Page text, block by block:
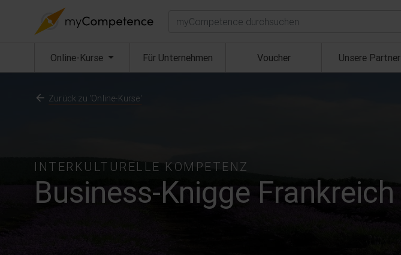
Suchen
Online-Kurse (aktuell) Für Unternehmen Voucher Unsere Partner
INTERKULTURELLE KOMPETENZ
Business-Knigge Frankreich
Zurück zu 'Online-Kurse'